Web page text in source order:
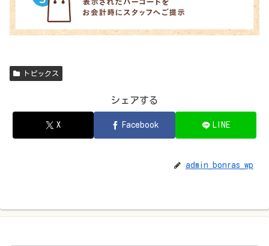
トピックス
シェアする
X Facebook LINE
admin_bonras_wp